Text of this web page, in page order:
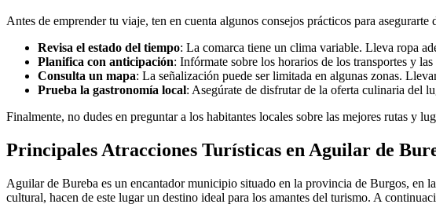
Antes de emprender tu viaje, ten en cuenta algunos consejos prácticos para
Revisa el estado del tiempo: La comarca tiene un clima variable. Lleva ropa
Planifica con anticipación: Infórmate sobre los horarios de los transportes y
Consulta un mapa: La señalización puede ser limitada en algunas zonas.
Prueba la gastronomía local: Asegúrate de disfrutar de la oferta culinaria del
Finalmente, no dudes en preguntar a los habitantes locales sobre las mejores rutas y
Principales Atracciones Turísticas en Aguilar de
Aguilar de Bureba es un encantador municipio situado en la provincia de Burgos, en
cultural, hacen de este lugar un destino ideal para los amantes del turismo. A